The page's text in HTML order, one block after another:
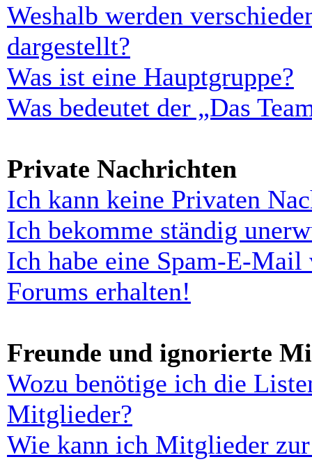
Weshalb werden
dargestellt?
Was ist eine Hauptgruppe?
Was bedeutet der „Das
Private Nachrichten
Ich kann keine Privaten
Ich bekomme ständig
Ich habe eine Spam-E-
Forums erhalten!
Freunde und ignorierte
Wozu benötige ich die
Mitglieder?
Wie kann ich Mitglieder